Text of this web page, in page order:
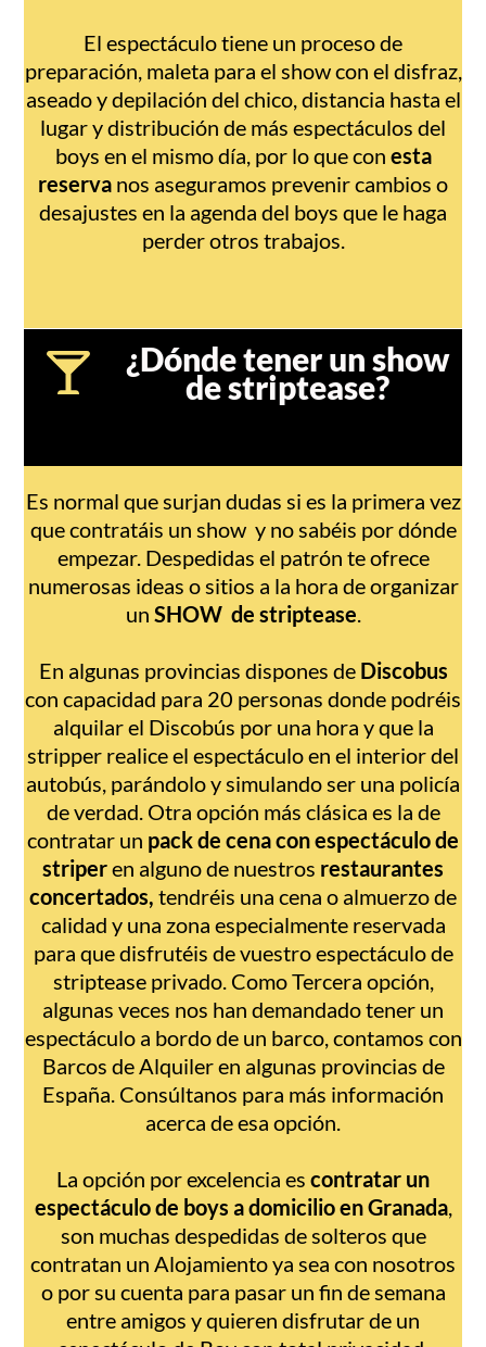
El espectáculo tiene un proceso de
preparación, maleta para el show con el disfraz,
aseado y depilación del chico, distancia hasta el
lugar y distribución de más espectáculos del
boys en el mismo día, por lo que con esta
reserva nos aseguramos prevenir cambios o
desajustes en la agenda del boys que le haga
perder otros trabajos.
¿Dónde tener un show
de striptease?
Es normal que surjan dudas si es la primera vez
que contratáis un show y no sabéis por dónde
empezar. Despedidas el patrón te ofrece
numerosas ideas o sitios a la hora de organizar
un SHOW de striptease
En algunas provincias dispones de Discobus
con capacidad para 20 personas donde podréis
alquilar el Discobús por una hora y que la
stripper realice el espectáculo en el interior del
autobús, parándolo y simulando ser una policía
de verdad. Otra opción más clásica es la de
contratar un pack de cena con espectáculo de
striperen alguno de nuestros restaurantes
concertados, tendréis una cena o almuerzo de
calidad y una zona especialmente reservada
para que disfrutéis de vuestro espectáculo de
striptease privado. Como Tercera opción,
algunas veces nos han demandado tener un
espectáculo a bordo de un barco, contamos con
Barcos de Alquiler en algunas provincias de
España. Consúltanos para más información
acerca de esa opción.
La opción por excelencia es contratar un
espectáculo de boys a domicilio en Granada,
son muchas despedidas de solteros que
contratan un Alojamiento ya sea con nosotros
o por su cuenta para pasar un fin de semana
entre amigos y quieren disfrutar de un